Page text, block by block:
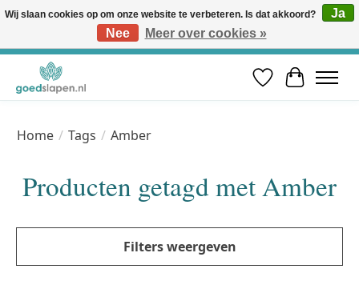
Vóór 12u besteld, volgende werkdag in huis* | Gratis verzending vanaf €50 | Professioneel slaapadvies
Verlanglijst
Home / Tags / Amber
Producten getagd met Amber
Filters weergeven
Wij slaan cookies op om onze website te verbeteren. Is dat akkoord?
Ja
Nee
Meer over cookies »